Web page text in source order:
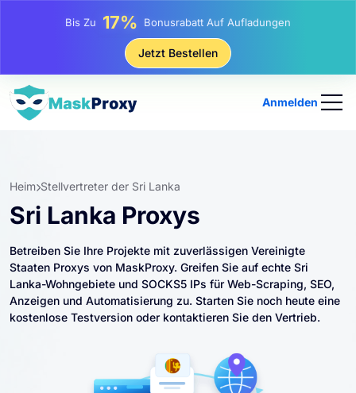
Bis Zu 25% Rabatt Auf Statische IP-Käufe
81% Rabatt Auf Rotierende IP Einkäufe
Jetzt Bestellen
Anmelden
Heim Stellvertreter der Sri Lanka
Sri Lanka Proxys
Betreiben Sie Ihre Projekte mit zuverlässigen Vereinigte
Staaten Proxys von MaskProxy. Greifen Sie auf echte Sri
Lanka-Wohngebiete und SOCKS5 IPs für Web-Scraping, SEO,
Anzeigen und Automatisierung zu. Starten Sie noch heute eine
kostenlose Testversion oder kontaktieren Sie den Vertrieb.